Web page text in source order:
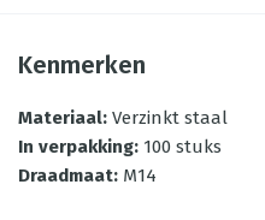
Kenmerken
Materiaal: Verzinkt staal
In verpakking: 100 stuks
Draadmaat: M14